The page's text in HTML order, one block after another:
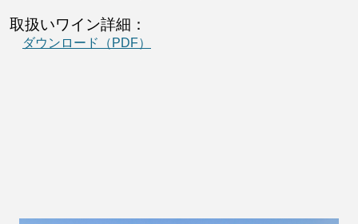
取扱いワイン詳細：
ダウンロード（PDF）